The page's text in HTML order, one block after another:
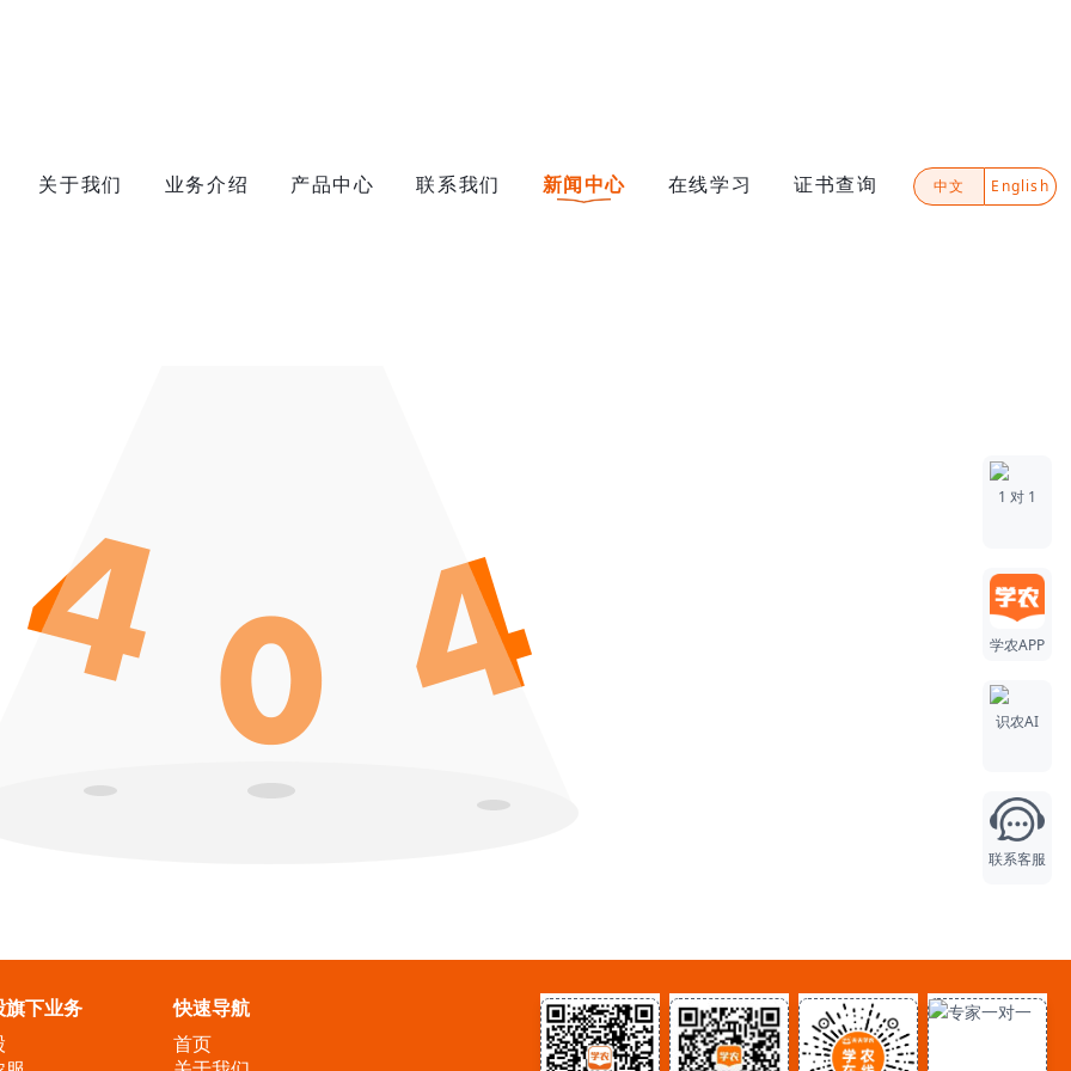
关于我们 业务介绍 产品中心 联系我们 新闻中心 在线学习 证书查询 中文 English
1 对 1
学农APP
识农AI
联系客服
旗下业务
快速导航
首页